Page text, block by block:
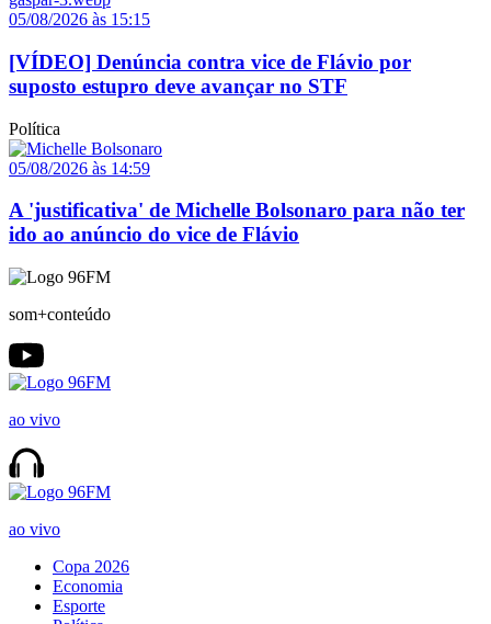
05/08/2026 às 15:15
[VÍDEO] Denúncia contra vice de Flávio por
suposto estupro deve avançar no STF
Política
05/08/2026 às 14:59
A 'justificativa' de Michelle Bolsonaro para não ter
ido ao anúncio do vice de Flávio
som+conteúdo
ao vivo
ao vivo
Copa 2026
Economia
Esporte